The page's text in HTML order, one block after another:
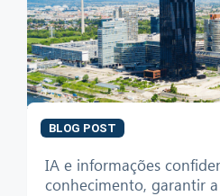
BLOG POST
IA e informações
conhecimento, garantir